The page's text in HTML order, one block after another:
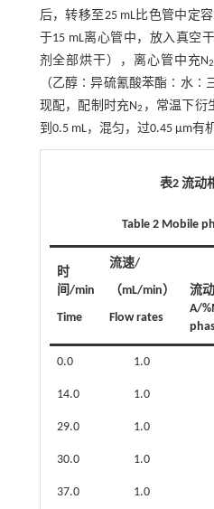
后，转移至25 mL比色管中定
于15 mL离心管中，放入真空
剂全部烘干），离心管中充N2
（乙醇∶异硫氰酸苯酯∶水∶
现配，配制时充N2 ，常温下衍
到0.5 mL，混匀，过0.45 μm有
表2 流动
Table 2 Mobile
时
间/min
Time
流速/
（mL/min）
Flow rates
流
A/
0.0 1.0
14.0 1.0
29.0 1.0
30.0 1.0
37.0 1.0